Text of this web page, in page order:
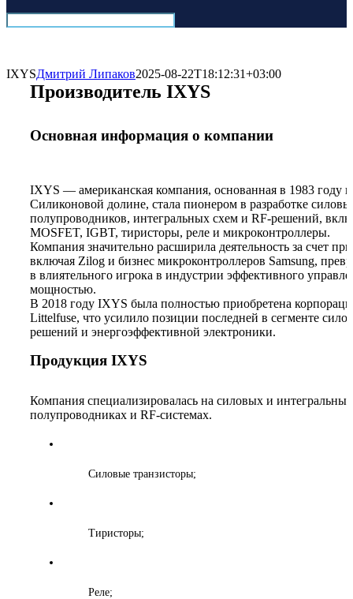
IXYSДмитрий Липаков2025-08-22T18:12:31+03:00
Производитель IXYS
Основная информация о компании
IXYS — американская компания, основанная в 1983 году в
Силиконовой долине, стала пионером в разработке
полупроводников, интегральных схем и RF‑решений,
MOSFET, IGBT, тиристоры, реле и микроконтроллеры.
Компания значительно расширила деятельность за счет
включая Zilog и бизнес микроконтроллеров Samsung,
в влиятельного игрока в индустрии эффективного
мощностью.
В 2018 году IXYS была полностью приобретена
Littelfuse, что усилило позиции последней в сегменте
решений и энергоэффективной электроники.
Продукция IXYS
Компания специализировалась на силовых и интегральных
полупроводниках и RF‑системах.
Силовые транзисторы;
Тиристоры;
Реле;